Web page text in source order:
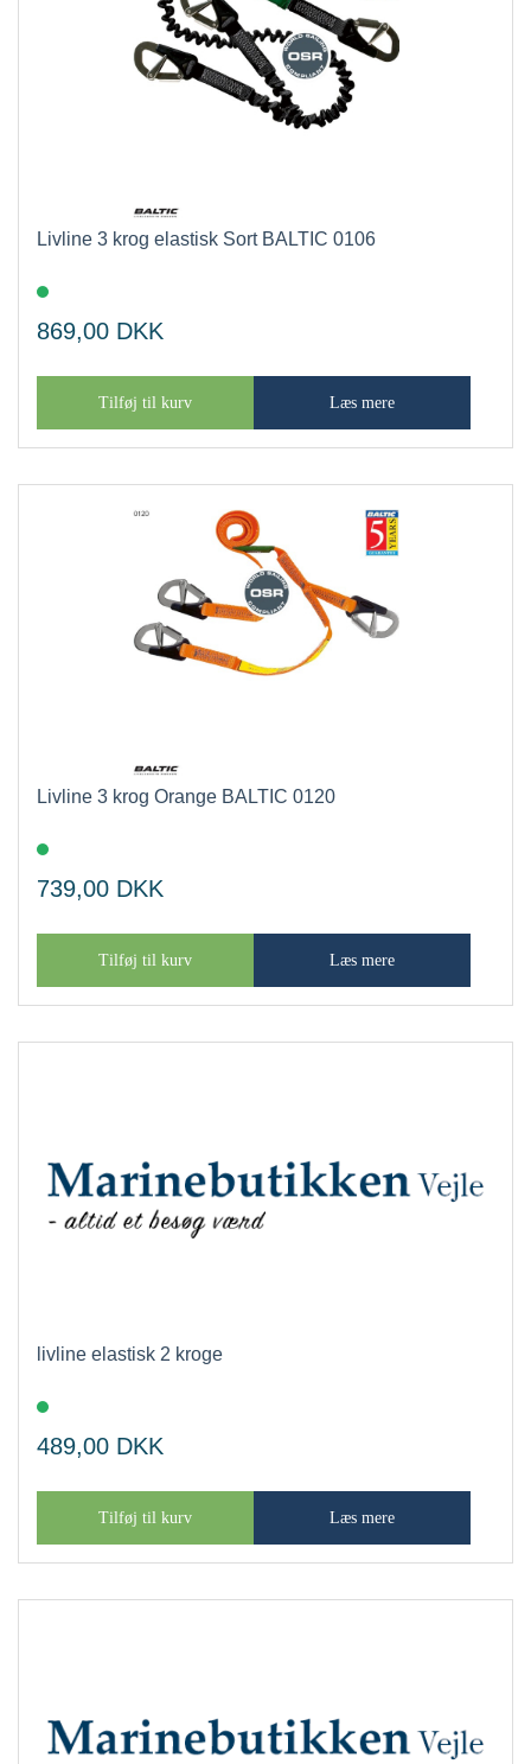
Livline 3 krog elastisk Sort BALTIC 0106
869,00 DKK
Tilføj til kurv Læs mere
Livline 3 krog Orange BALTIC 0120
739,00 DKK
Tilføj til kurv Læs mere
livline elastisk 2 kroge
489,00 DKK
Tilføj til kurv Læs mere